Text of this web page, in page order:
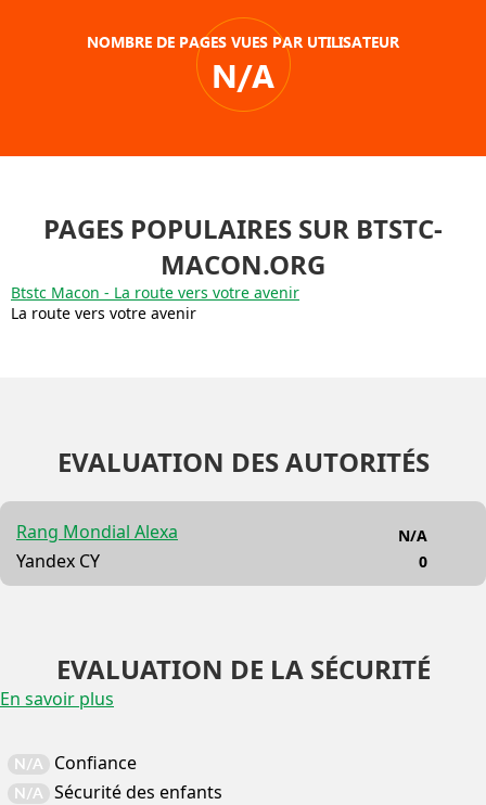
NOMBRE DE PAGES VUES PAR UTILISATEUR
N/A
PAGES POPULAIRES SUR BTSTC-
MACON.ORG
Btstc Macon - La route vers votre avenir
La route vers votre avenir
EVALUATION DES AUTORITÉS
Rang Mondial Alexa
Yandex CY
N/A
0
EVALUATION DE LA SÉCURITÉ
En savoir plus
N/A Confiance
N/A Sécurité des enfants